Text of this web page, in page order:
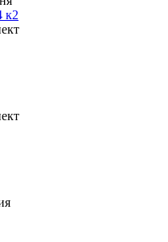
к2